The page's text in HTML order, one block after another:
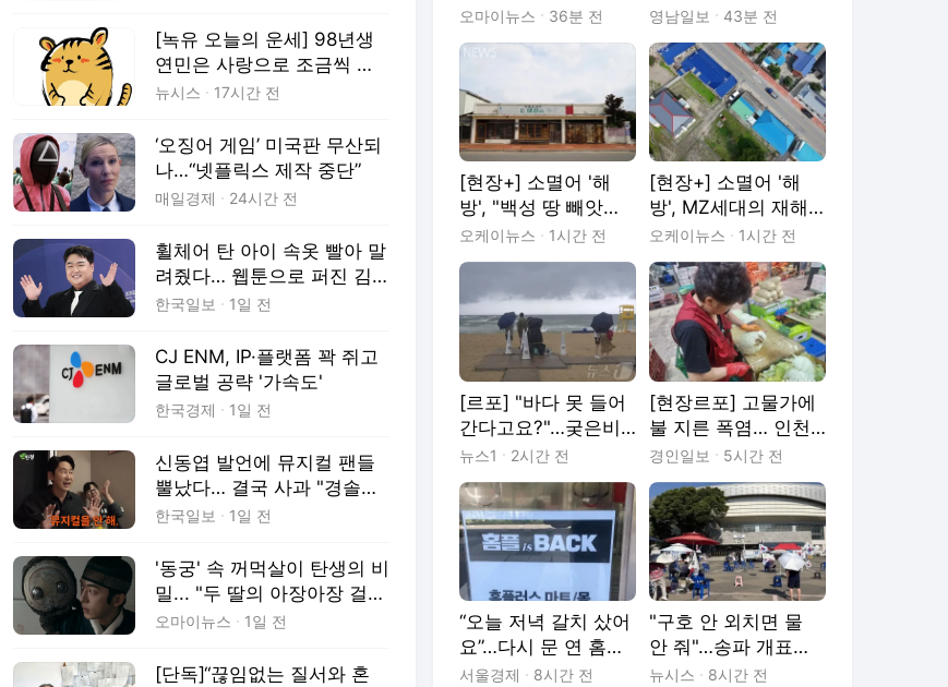
[녹유 오늘의 운세] 98년생
연민은 사랑으로 조금씩 변
해요
뉴시스 17시간 전
‘오징어 게임’ 미국판 무산되
나…“넷플릭스 제작 중단”
매일경제 24시간 전
휠체어 탄 아이 속옷 빨아 말
려줬다… 웹툰으로 퍼진 김
규원 미담
한국일보 1일 전
CJ ENM, IP·플랫폼 꽉 쥐고
글로벌 공략 '가속도'
한국경제 1일 전
신동엽 발언에 뮤지컬 팬들
뿔났다… 결국 사과 "경솔했
다"
한국일보 1일 전
'동궁' 속 꺼먹살이 탄생의 비
밀... "두 딸의 아장아장 걸음
에서 영감"
오마이뉴스 1일 전
[단독]“끊임없는 질서와 혼
버티는 홀몸 노인들
오마이뉴스 36분 전
기…5천원으로 즐기
는 ‘피서’
영남일보 43분 전
[현장+] 소멸어 '해
방', "백성 땅 빼앗는
나라"
오케이뉴스 1시간 전
[현장+] 소멸어 '해
방', MZ세대의 재해
석 공간 '해방촌'
오케이뉴스 1시간 전
[르포] "바다 못 들어
간다고요?"…궂은비
쏟아진 경포 곳곳서
'탄식'
뉴스1 2시간 전
[현장르포] 고물가에
불 지른 폭염… 인천
남촌농산물도매시장
‘손님 실종’
경인일보 5시간 전
“오늘 저녁 갈치 샀어
요”…다시 문 연 홈플
러스에 돌아온 장바
서울경제 8시간 전
"구호 안 외치면 물
안 줘"…송파 개표소
시위, 폭염에 동력 뚝
뉴시스 8시간 전